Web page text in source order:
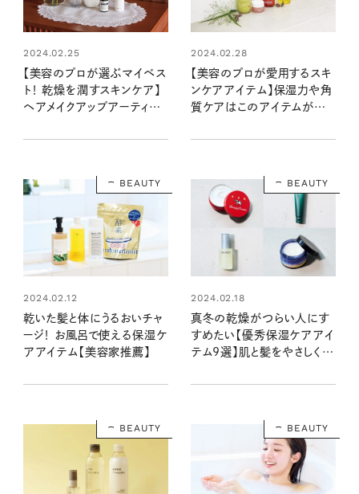
2024.02.25
【美容のプロが選ぶマイベス
ト！ 乾燥を潤すスキンケア】
ヘアメイクアップアーティス
2024.02.28
【美容のプロが愛用するスキ
ンケアアイテム】保湿力や角
質ケアはこのアイテムが優
BEAUTY
2024.02.12
乾いた髪と体にうるおいチャ
ージ！ お風呂で使える保湿ケ
アアイテム【美容家推薦】
BEAUTY
2024.02.18
真冬の乾燥がつらい人にす
すめたい【優秀保湿ケアアイ
テム9選】肌と髪をやさしくう
BEAUTY BEAUTY